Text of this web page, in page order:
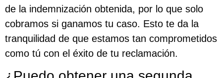
de la indemnización obtenida, por lo que solo
cobramos si ganamos tu caso. Esto te da la
tranquilidad de que estamos tan comprometidos
como tú con el éxito de tu reclamación.